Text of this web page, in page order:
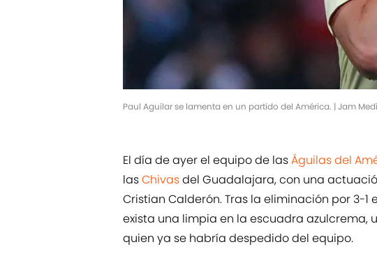
Paul Aguilar se lamenta en un partido del América. | Jam
El día de ayer el equipo de lasÁguilas del
lasChivasdel Guadalajara, con una
Cristian Calderón. Tras la eliminación por 3-1
exista una limpia en la escuadra azulcrema,
quien ya se habría despedido del equipo.